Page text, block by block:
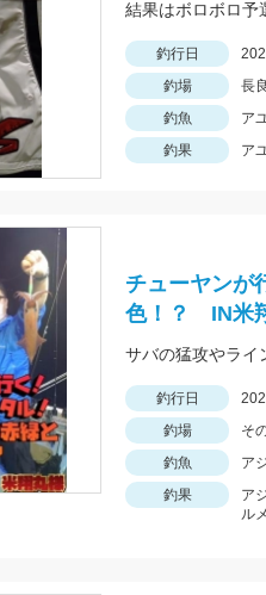
結果はボロボロ予
釣行日
釣場
長
釣魚
ア
釣果
ア
チューヤンが
色！？ IN米
釣行日
釣場
そ
釣魚
ア
釣果
ア
ル